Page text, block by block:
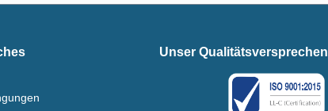
Unser Qualitätsversprechen